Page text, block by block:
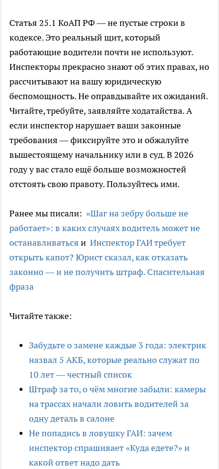
Статья 25.1 КоАП РФ — не пустые строки в
кодексе. Это реальный щит, который
работающие водители почти не используют.
Инспекторы прекрасно знают об этих правах, но
рассчитывают на вашу юридическую
беспомощность. Не оправдывайте их ожиданий.
Читайте, требуйте, заявляйте ходатайства. А
если инспектор нарушает ваши законные
требования — фиксируйте это и обжалуйте
вышестоящему начальнику или в суд. В 2026
году у вас стало ещё больше возможностей
отстоять свою правоту. Пользуйтесь ими.
Ранее мы писали: «Шаг на зебру больше не
работает»: в каких случаях водитель может не
останавливаться и Инспектор ГАИ требует
открыть капот? Юрист сказал, как отказать
законно — и не получить штраф. Спасительная
фраза
Читайте также:
Забудьте о замене каждые 3 года: электрик
назвал 5 АКБ, которые реально служат по
10 лет — честный список
Штраф за то, о чём многие забыли: камеры
на трассах начали ловить водителей за
одну деталь в салоне
Не попадись в ловушку ГАИ: зачем
инспектор спрашивает «Куда едете?» и
какой ответ надо дать